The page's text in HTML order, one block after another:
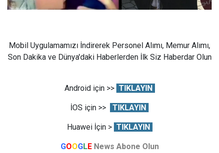
Mobil Uygulamamızı İndirerek Personel Alımı, Memur Alımı,
Son Dakika ve Dünya'daki Haberlerden İlk Siz Haberdar Olun
Android için >> TIKLAYIN
İOS için >> TIKLAYIN
Huawei İçin > TIKLAYIN
GOOGLE News Abone Olun